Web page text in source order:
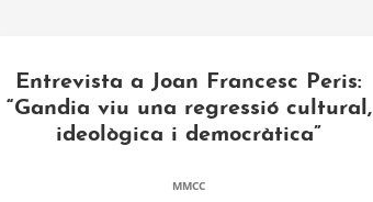
Entrevista a Joan Francesc Peris:
“Gandia viu una regressió cultural,
ideològica i democràtica”
MMCC